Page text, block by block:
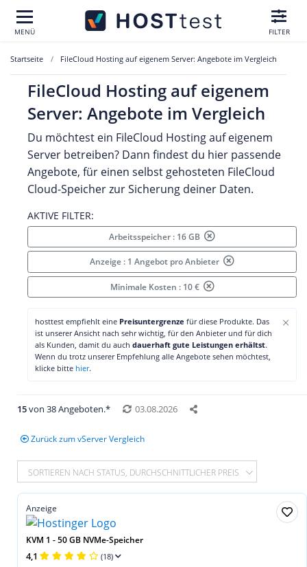
MENÜ FILTER
Startseite FileCloud Hosting auf eigenem Server: Angebote im Vergleich
FileCloud Hosting auf eigenem
Server: Angebote im Vergleich
Du möchtest ein FileCloud Hosting auf eigenem
Server betreiben? Dann findest du hier passende
Angebote, für einen selbst gehosteten FileCloud
Cloud-Speicher zur Sicherung deiner Daten.
AKTIVE FILTER:
Arbeitsspeicher : 16 GB
Anzeige : 1 Angebot pro Anbieter
Minimale Kosten : 10 €
×
hosttest empfiehlt eine Preisuntergrenze für diese Produkte. Das
ist unserer Ansicht nach sehr wichtig, für den Anbieter und für dich
als Kunden, damit du auch dauerhaft gute Leistungen erhältst.
Wenn du trotz unserer Empfehlung alle Angebote sehen möchtest,
klicke bitte hier.
15von 38 Angeboten.* 03.08.2026
Zurück zum vServer Vergleich
SORTIEREN NACH STATUS, DURCHSCHNITTLICHER PREIS
Anzeige
KVM 1 - 50 GB NVMe-Speicher
4,1 (18)